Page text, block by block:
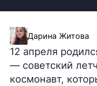
Дарина Житова
12 апреля
— советский
космонавт,